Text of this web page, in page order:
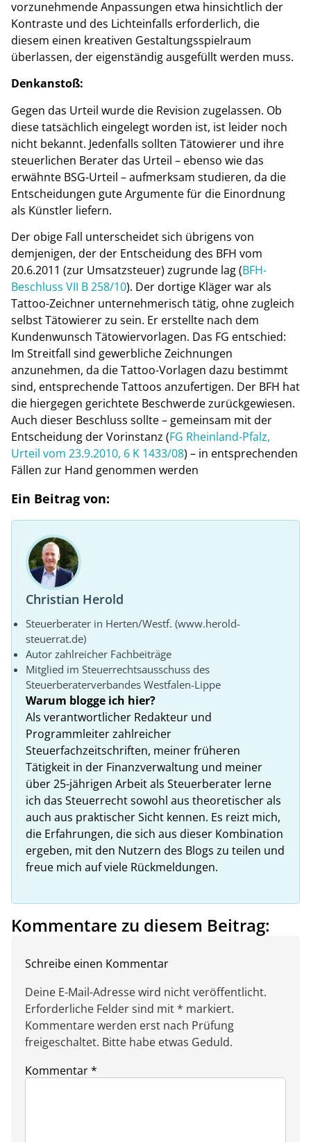
vorzunehmende Anpassungen etwa hinsichtlich der
Kontraste und des Lichteinfalls erforderlich, die
diesem einen kreativen Gestaltungsspielraum
überlassen, der eigenständig ausgefüllt werden muss.
Denkanstoß:
Gegen das Urteil wurde die Revision zugelassen. Ob
diese tatsächlich eingelegt worden ist, ist leider noch
nicht bekannt. Jedenfalls sollten Tätowierer und ihre
steuerlichen Berater das Urteil – ebenso wie das
erwähnte BSG-Urteil – aufmerksam studieren, da die
Entscheidungen gute Argumente für die Einordnung
als Künstler liefern.
Der obige Fall unterscheidet sich übrigens von
demjenigen, der der Entscheidung des BFH vom
20.6.2011 (zur Umsatzsteuer) zugrunde lag (BFH-
Beschluss VII B 258/10). Der dortige Kläger war als
Tattoo-Zeichner unternehmerisch tätig, ohne zugleich
selbst Tätowierer zu sein. Er erstellte nach dem
Kundenwunsch Tätowiervorlagen. Das FG entschied:
Im Streitfall sind gewerbliche Zeichnungen
anzunehmen, da die Tattoo-Vorlagen dazu bestimmt
sind, entsprechende Tattoos anzufertigen. Der BFH hat
die hiergegen gerichtete Beschwerde zurückgewiesen.
Auch dieser Beschluss sollte – gemeinsam mit der
Entscheidung der Vorinstanz (FG Rheinland-Pfalz,
Urteil vom 23.9.2010, 6 K 1433/08) – in entsprechenden
Fällen zur Hand genommen werden
Ein Beitrag von:
Christian Herold
Steuerberater in Herten/Westf. (www.herold-
steuerrat.de)
Autor zahlreicher Fachbeiträge
Mitglied im Steuerrechtsausschuss des
Steuerberaterverbandes Westfalen-Lippe
Warum blogge ich hier?
Als verantwortlicher Redakteur und
Programmleiter zahlreicher
Steuerfachzeitschriften, meiner früheren
Tätigkeit in der Finanzverwaltung und meiner
über 25-jährigen Arbeit als Steuerberater lerne
ich das Steuerrecht sowohl aus theoretischer als
auch aus praktischer Sicht kennen. Es reizt mich,
die Erfahrungen, die sich aus dieser Kombination
ergeben, mit den Nutzern des Blogs zu teilen und
freue mich auf viele Rückmeldungen.
Kommentare zu diesem Beitrag:
Schreibe einen Kommentar
Deine E-Mail-Adresse wird nicht veröffentlicht.
Erforderliche Felder sind mit * markiert.
Kommentare werden erst nach Prüfung
freigeschaltet. Bitte habe etwas Geduld.
Kommentar*